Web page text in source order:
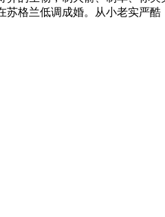
苏格兰低调成婚。从小老实严